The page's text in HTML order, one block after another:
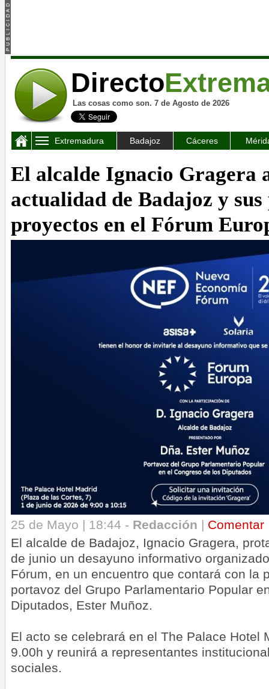
Directo
Las cosas como son. 7 de Agosto de 2026
Extremadura Badajoz Cáceres
El alcalde Ignacio Gragera
actualidad de Badajoz y
proyectos en el Fórum
25 de Mayo | 18:44 - Redacción | Comentar
El alcalde de Badajoz, Ignacio Gragera,
de junio un desayuno informativo
Fórum, en un encuentro que contará con la
portavoz del Grupo Parlamentario Popular
Diputados, Ester Muñoz.
El acto se celebrará en el The Palace Hotel
9.00h y reunirá a representantes
sociales.